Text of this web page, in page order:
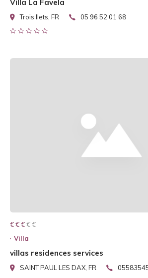
Villa La Favela
Trois Ilets, FR 05 96 52 01 68
€ € € € €
€ € €
Villa
villas residences services
SAINT PAUL LES DAX, FR